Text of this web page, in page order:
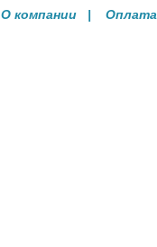
О компании | Оплата